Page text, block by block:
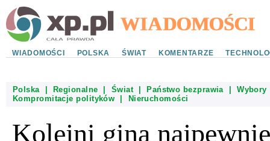
WIADOMOŚCI POLSKA ŚWIAT KOMENTARZE
Polska| Regionalne Świat| Państwo bezprawia|Wybory
Kompromitacje polityków
Nieruchomości
Kolejni giną